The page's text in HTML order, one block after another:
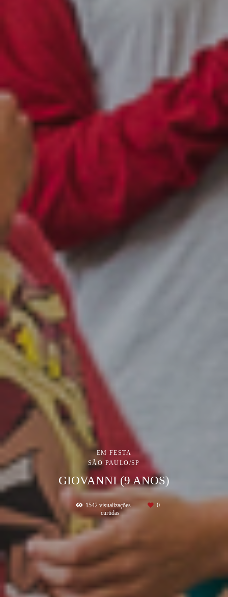
EM FESTA
SÃO PAULO/SP
GIOVANNI (9 ANOS)
1542 visualizações
0
curtidas